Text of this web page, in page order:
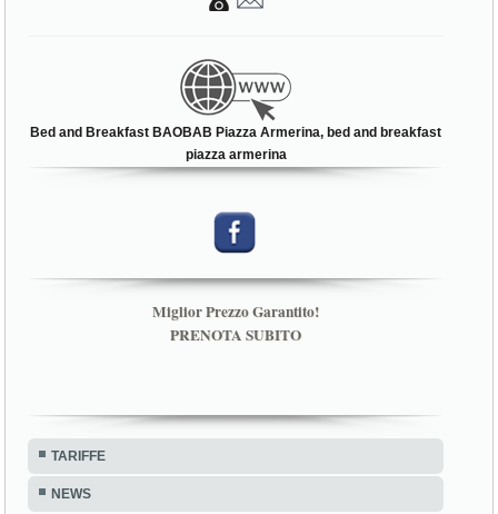
Bed and Breakfast BAOBAB Piazza Armerina, bed and breakfast
piazza armerina
Miglior Prezzo Garantito!
PRENOTA SUBITO
TARIFFE
NEWS